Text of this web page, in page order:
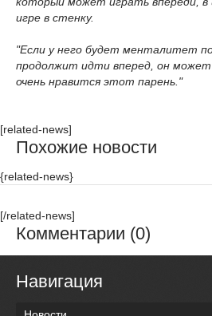
игре в стенку.
"Если у него будет менталитет
продолжит идти вперед, он
очень нравится этот парень."
[related-news]
Похожие новости
{related-news}
[/related-news]
Комментарии (0)
Навигация